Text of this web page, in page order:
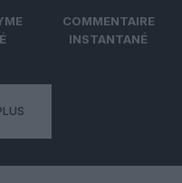
COMMENTAIRE
INSTANTANÉ